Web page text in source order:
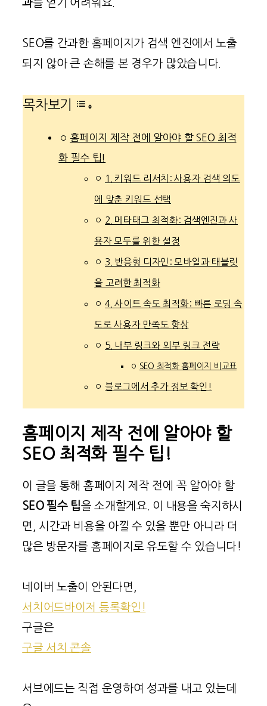
과를 얻기 어려워요.
SEO를 간과한 홈페이지가 검색 엔진에서 노출
되지 않아 큰 손해를 본 경우가 많았습니다.
목차보기
홈페이지 제작 전에 알아야 할 SEO 최적
화 필수 팁!
1. 키워드 리서치: 사용자 검색 의도
에 맞춘 키워드 선택
2. 메타태그 최적화: 검색엔진과 사
용자 모두를 위한 설정
3. 반응형 디자인: 모바일과 태블릿
을 고려한 최적화
4. 사이트 속도 최적화: 빠른 로딩 속
도로 사용자 만족도 향상
5. 내부 링크와 외부 링크 전략
SEO 최적화 홈페이지 비교표
블로그에서 추가 정보 확인!
홈페이지 제작 전에 알아야 할
SEO 최적화 필수 팁!
이 글을 통해 홈페이지 제작 전에 꼭 알아야 할
SEO 필수 팁을 소개할게요. 이 내용을 숙지하시
면, 시간과 비용을 아낄 수 있을 뿐만 아니라 더
많은 방문자를 홈페이지로 유도할 수 있습니다!
네이버 노출이 안된다면,
서치어드바이저 등록확인!
구글은
구글 서치 콘솔
서브에드는 직접 운영하여 성과를 내고 있는데